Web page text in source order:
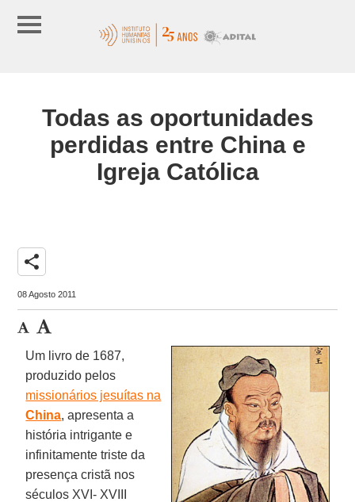
Todas as oportunidades
perdidas entre China e
Igreja Católica
share
08 Agosto 2011
Um livro de 1687,
produzido pelos
missionários jesuítas na
China, apresenta a
história intrigante e
infinitamente triste da
presença cristã nos
séculos XVI- XVIII